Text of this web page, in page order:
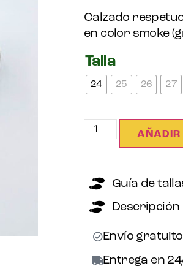
Calzado
en color smoke
Talla
24 25 26 27
AÑADIR
Guía de
Descripción
Envío
Entrega en